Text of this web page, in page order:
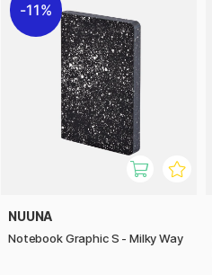
11%
NUUNA
Notebook Graphic S - Milky Way